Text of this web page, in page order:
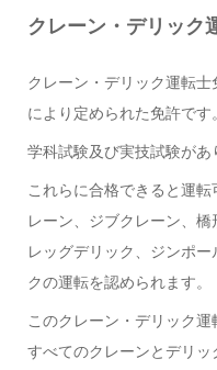
クレーン・デリック
クレーン・デリック運転
により定められた免許です。
学科試験及び実技試験があ
これらに合格できると運
レーン、ジブクレーン、
レッグデリック、ジンポ
クの運転を認められます。
このクレーン・デリック
すべてのクレーンとデリッ